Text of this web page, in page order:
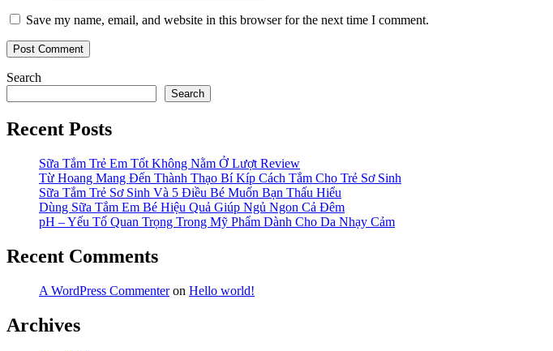
Save my name, email, and website in this browser for the next time I comment.
Search
Search
Recent Posts
Sữa Tắm Trẻ Em Tốt Không Nằm Ở Lượt Review
Từ Hoang Mang Đến Thành Thạo Bí Kíp Cách Tắm Cho Trẻ Sơ Sinh
Sữa Tắm Trẻ Sơ Sinh Và 5 Điều Bé Muốn Bạn Thấu Hiểu
Dùng Sữa Tắm Em Bé Hiệu Quả Giúp Ngủ Ngon Cả Đêm
pH – Yếu Tố Quan Trọng Trong Mỹ Phẩm Dành Cho Da Nhạy Cảm
Recent Comments
A WordPress Commenteron Hello world!
Archives